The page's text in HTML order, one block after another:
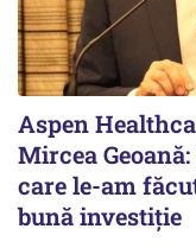
Aspen
Mircea
care le-am
bună investiție